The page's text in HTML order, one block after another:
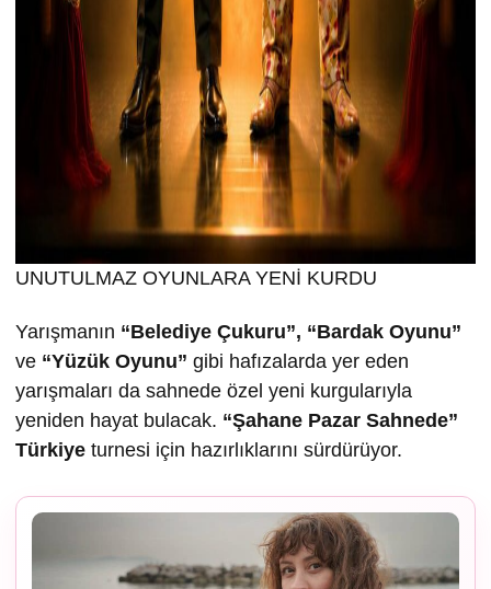
UNUTULMAZ OYUNLARA YENİ KURDU
Yarışmanın “Belediye Çukuru”, “Bardak Oyunu”
ve “Yüzük Oyunu” gibi hafızalarda yer eden
yarışmaları da sahnede özel yeni kurgularıyla
yeniden hayat bulacak. “Şahane Pazar Sahnede”
Türkiye turnesi için hazırlıklarını sürdürüyor.